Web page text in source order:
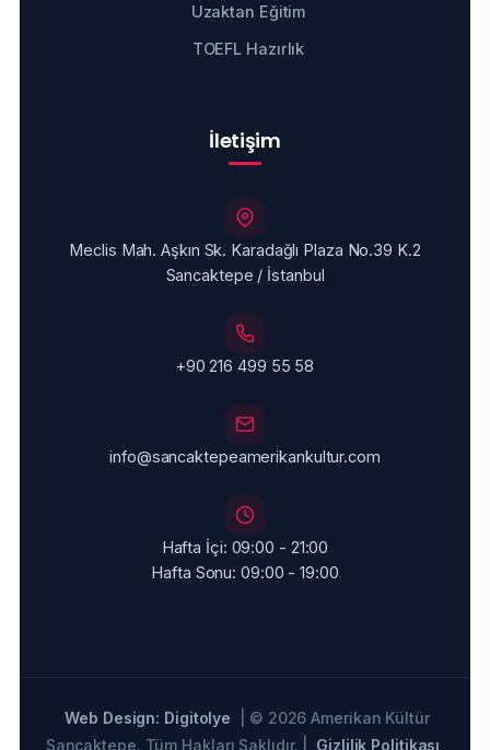
Uzaktan Eğitim
TOEFL Hazırlık
İletişim
Meclis Mah. Aşkın Sk. Karadağlı Plaza No.39 K.2
Sancaktepe / İstanbul
+90 216 499 55 58
info@sancaktepeamerikankultur.com
Hafta İçi: 09:00 - 21:00
Hafta Sonu: 09:00 - 19:00
Web Design: Digitolye
| © 2026 Amerikan Kültür
Sancaktepe. Tüm Hakları Saklıdır. |
Gizlilik Politikası